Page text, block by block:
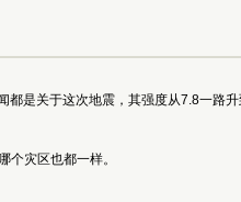
是关于这次地震，其强度从7.8一路
灾区也都一样。